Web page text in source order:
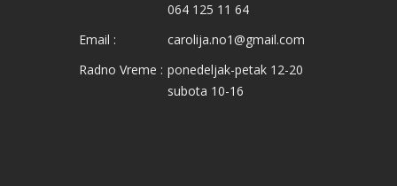
064 125 11 64
Email :
carolija.no1@gmail.com
Radno Vreme : ponedeljak-petak 12-20
subota 10-16